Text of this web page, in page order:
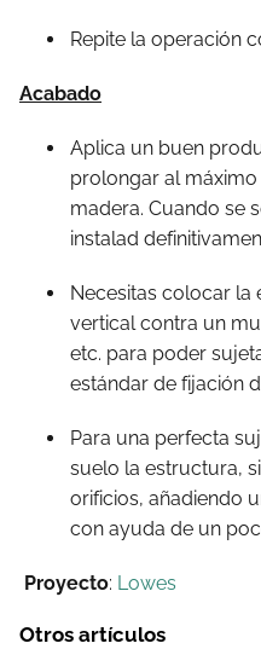
Repite la operación
Acabado
Aplica un buen
prolongar al
madera. Cuando se
instalad
Necesitas colocar la
vertical contra un
etc. para poder
estándar de fijación
Para una perfecta
suelo la estructura,
orificios, añadiendo
con ayuda de un
Proyecto: Lowes
Otros artículos